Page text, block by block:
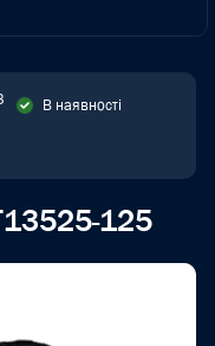
В наявності
125